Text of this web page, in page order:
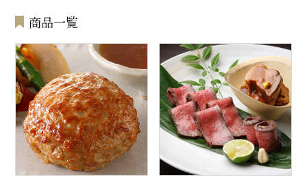
商品一覧